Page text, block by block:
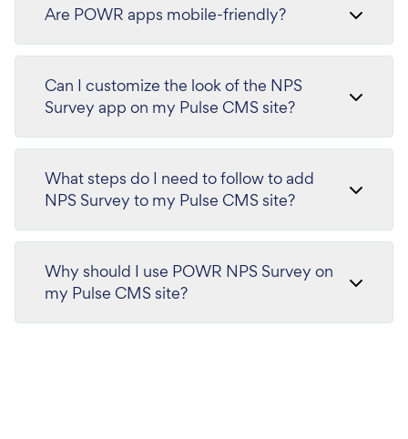
Are POWR apps mobile-friendly?
Can I customize the look of the NPS
Survey app on my Pulse CMS site?
What steps do I need to follow to add
NPS Survey to my Pulse CMS site?
Why should I use POWR NPS Survey on
my Pulse CMS site?